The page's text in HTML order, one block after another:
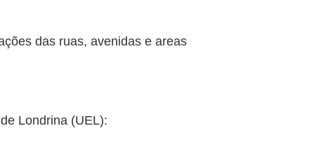
das ruas, avenidas e areas
Londrina (UEL):